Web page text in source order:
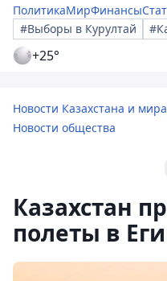
ПолитикаМирФинансы
#Выборы в Курултай
+25°
Новости Казахстана и
Новости общества
Казахстан
полеты в